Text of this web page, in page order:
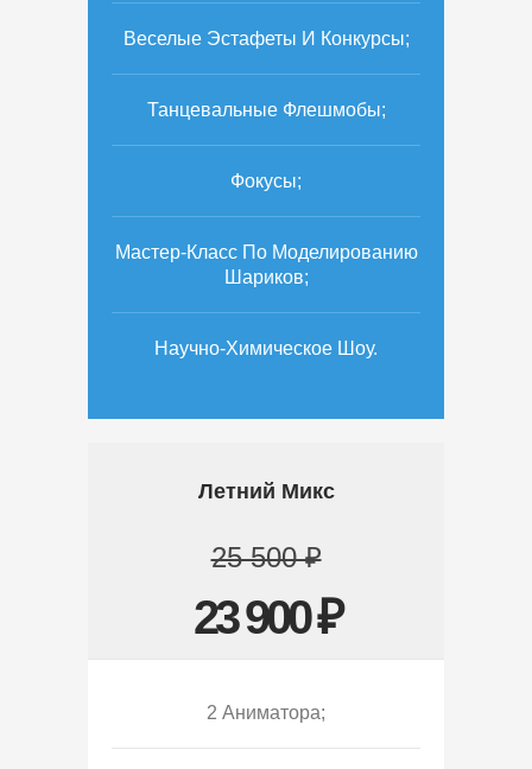
Веселые Эстафеты И Конкурсы;
Танцевальные Флешмобы;
Фокусы;
Мастер-Класс По Моделированию
Шариков;
Научно-Химическое Шоу.
Летний Микс
25 500 ₽
23 900 ₽
2 Аниматора;